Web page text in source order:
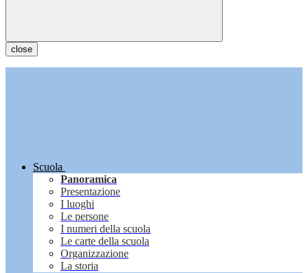
close
Scuola
Panoramica
Presentazione
I luoghi
Le persone
I numeri della scuola
Le carte della scuola
Organizzazione
La storia